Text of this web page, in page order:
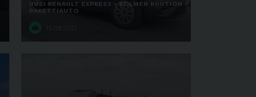
UUSI RENAULT EXPRESS – KOLMEN KUUTION
PAKETTIAUTO
15.09.2021